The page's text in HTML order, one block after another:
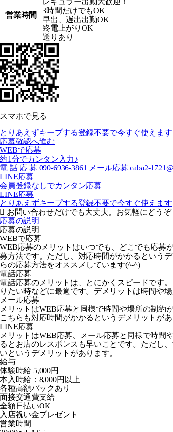
営業時間
レギュラー出勤大歓迎！
3時間だけでもOK
早出、遅出出勤OK
終電上がりOK
送りあり
スマホで見る
とりあえずキープする登録不要で今すぐ使えます
応募確認へ進む
WEBで応募
約1分でカンタン入力♪
電 話 応 募 090-6936-3861 メール応募 caba2-
LINE応募
会員登録なしでカンタン応募
LINE応募
とりあえずキープする登録不要で今すぐ使えます
お問い合わせだけでも大丈夫。お気軽にどうぞ
応募の説明
応募の説明
WEBで応募
WEB応募のメリットはいつでも、どこでも応募
募方法です。ただし、対応時間がかかるという
らの応募方法をオススメしています(^-^)
電話応募
電話応募のメリットは、とにかくスピードです
りたい時などに最適です。デメリットは時間や
メール応募
メリットはWEB応募と同様で時間や場所の制約
こちらも対応時間がかかるというデメリットがあ
LINE応募
メリットはWEB応募、メール応募と同様で時間
るとお店のレスポンスも早いことです。ただし
いというデメリットがあります。
給与
体験時給 5,000円
本入時給：8,000円以上
各種高額バックあり
面接交通費支給
全額日払いOK
入店祝い金プレゼント
営業時間